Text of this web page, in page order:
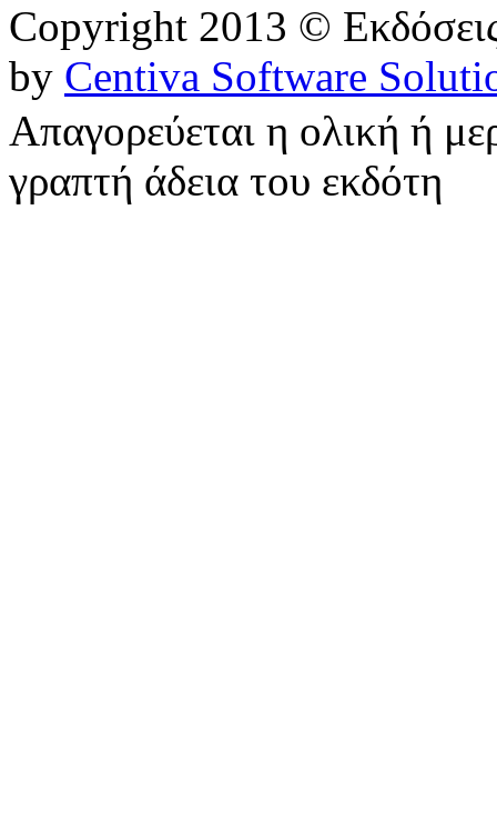
Copyright 2013 ©
by Centiva Software
Απαγορεύεται η ολική ή
γραπτή άδεια του εκδότη